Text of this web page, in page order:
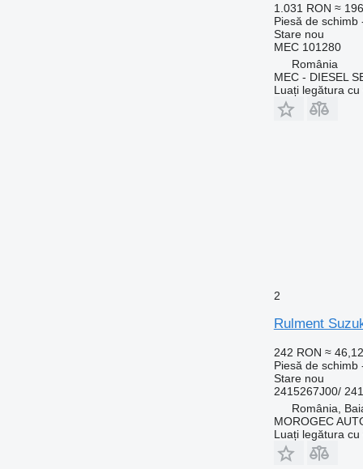
1.031 RON ≈
Piesă de schimb
Starenou
MEC 101280
România
MEC - DIESEL
Luați legătura
2
Rulment
242 RON ≈
Piesă de schimb
Starenou
2415267J00/
România,
MOROGEC
Luați legătura